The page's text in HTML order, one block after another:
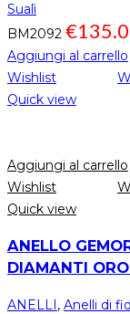
Sualì
BM2092 €
Aggiungi al carrello
Wishlist
Quick view
Aggiungi al carrello
Wishlist
Quick view
ANELLO
DIAMANTI
ANELLI, Anelli di